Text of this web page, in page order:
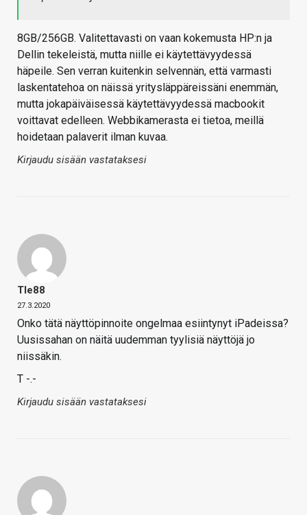
8GB/256GB. Valitettavasti on vaan kokemusta HP:n ja
Dellin tekeleistä, mutta niille ei käytettävyydessä
häpeile. Sen verran kuitenkin selvennän, että varmasti
laskentatehoa on näissä yritysläppäreissäni enemmän,
mutta jokapäiväisessä käytettävyydessä macbookit
voittavat edelleen. Webbikamerasta ei tietoa, meillä
hoidetaan palaverit ilman kuvaa.
Kirjaudu sisään vastataksesi
Tle88
27.3.2020
Onko tätä näyttöpinnoite ongelmaa esiintynyt iPadeissa?
Uusissahan on näitä uudemman tyylisiä näyttöjä jo
niissäkin.
T -.-
Kirjaudu sisään vastataksesi